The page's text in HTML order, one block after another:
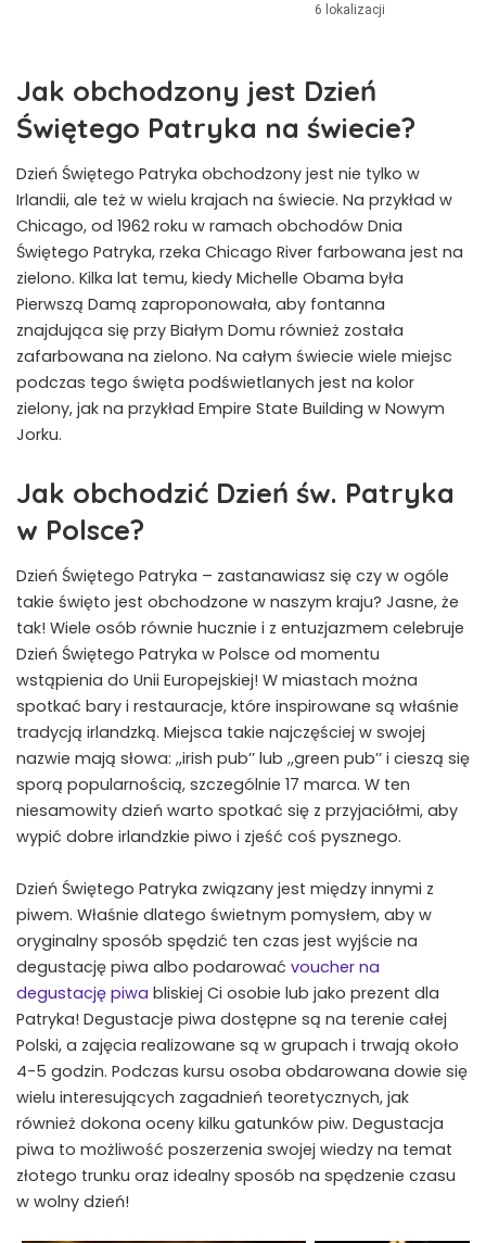
6 lokalizacji
Jak obchodzony jest Dzień
Świętego Patryka na świecie?
Dzień Świętego Patryka obchodzony jest nie tylko w
Irlandii, ale też w wielu krajach na świecie. Na przykład w
Chicago, od 1962 roku w ramach obchodów Dnia
Świętego Patryka, rzeka Chicago River farbowana jest na
zielono. Kilka lat temu, kiedy Michelle Obama była
Pierwszą Damą zaproponowała, aby fontanna
znajdująca się przy Białym Domu również została
zafarbowana na zielono. Na całym świecie wiele miejsc
podczas tego święta podświetlanych jest na kolor
zielony, jak na przykład Empire State Building w Nowym
Jorku.
Jak obchodzić Dzień św. Patryka
w Polsce?
Dzień Świętego Patryka – zastanawiasz się czy w ogóle
takie święto jest obchodzone w naszym kraju? Jasne, że
tak! Wiele osób równie hucznie i z entuzjazmem celebruje
Dzień Świętego Patryka w Polsce od momentu
wstąpienia do Unii Europejskiej! W miastach można
spotkać bary i restauracje, które inspirowane są właśnie
tradycją irlandzką. Miejsca takie najczęściej w swojej
nazwie mają słowa: ,,irish pub’’ lub ,,green pub’’ i cieszą się
sporą popularnością, szczególnie 17 marca. W ten
niesamowity dzień warto spotkać się z przyjaciółmi, aby
wypić dobre irlandzkie piwo i zjeść coś pysznego.
Dzień Świętego Patryka związany jest między innymi z
piwem. Właśnie dlatego świetnym pomysłem, aby w
oryginalny sposób spędzić ten czas jest wyjście na
degustację piwa albo podarować voucher na
degustację piwa bliskiej Ci osobie lub jako prezent dla
Patryka! Degustacje piwa dostępne są na terenie całej
Polski, a zajęcia realizowane są w grupach i trwają około
4-5 godzin. Podczas kursu osoba obdarowana dowie się
wielu interesujących zagadnień teoretycznych, jak
również dokona oceny kilku gatunków piw. Degustacja
piwa to możliwość poszerzenia swojej wiedzy na temat
złotego trunku oraz idealny sposób na spędzenie czasu
w wolny dzień!